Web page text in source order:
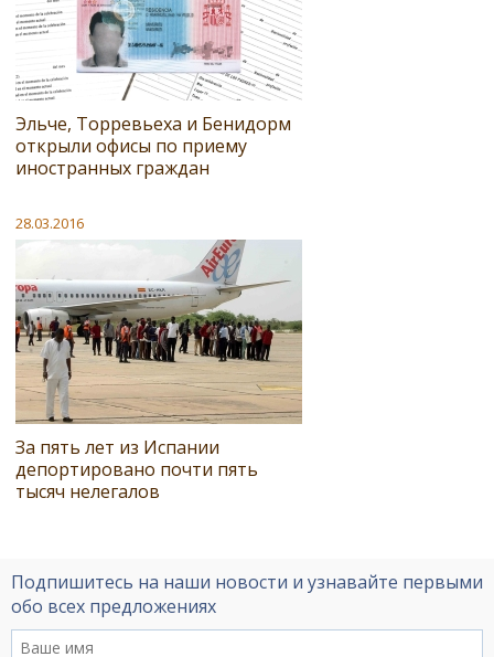
Эльче, Торревьеха и Бенидорм
открыли офисы по приему
иностранных граждан
28.03.2016
За пять лет из Испании
депортировано почти пять
тысяч нелегалов
Подпишитесь на наши новости и узнавайте первыми
обо всех предложениях